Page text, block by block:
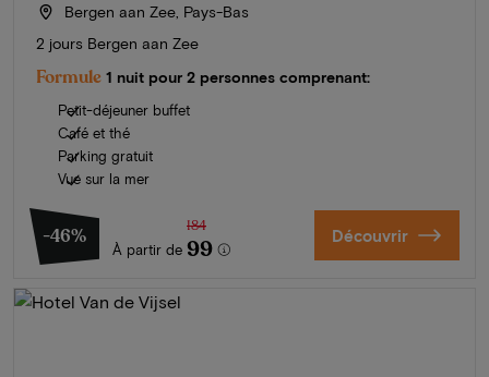
Bergen aan Zee, Pays-Bas
2 jours Bergen aan Zee
Formule 1 nuit pour 2 personnes comprenant:
Petit-déjeuner buffet
Café et thé
Parking gratuit
Vue sur la mer
-46%
À partir de
184
99 Découvrir